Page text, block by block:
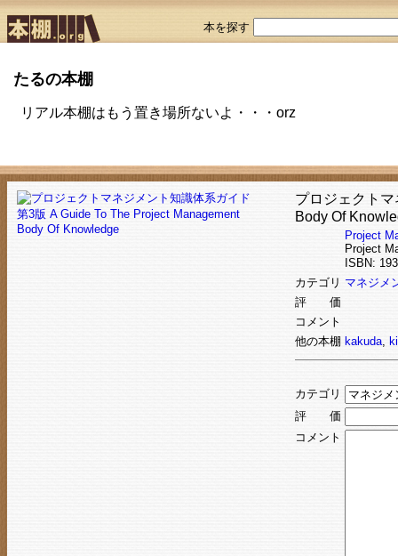
本を探す
たるの本棚
リアル本棚はもう置き場所ないよ・・・orz
プロジェクト
Body Of
Project
Project
ISBN:
カテゴリ マネジメ
評 価
コメント
他の本棚 kakuda,
カテゴリ
評 価
コメント